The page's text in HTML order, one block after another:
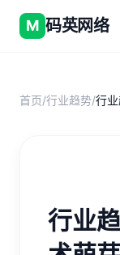
M 码英网络
首页/行业趋势/
行业